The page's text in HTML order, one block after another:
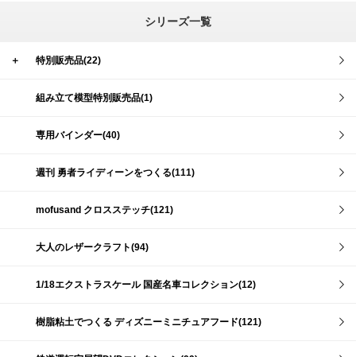
シリーズ一覧
＋ 特別販売品(22)
組み立て模型特別販売品(1)
専用バインダー(40)
週刊 勇者ライディーンをつくる(111)
mofusand クロスステッチ(121)
大人のレザークラフト(94)
1/18エクストラスケール 国産名車コレクション(12)
樹脂粘土でつくる ディズニーミニチュアフード(121)